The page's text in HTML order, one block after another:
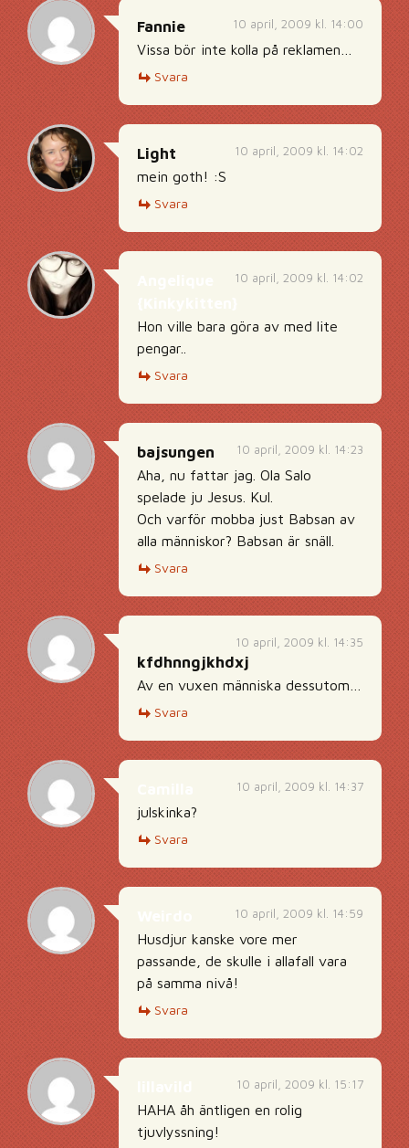
10 april, 2009 kl. 14:00
Fannie
Vissa bör inte kolla på reklamen…
Svara
10 april, 2009 kl. 14:02
Light
mein goth! :S
Svara
10 april, 2009 kl. 14:02
Hon ville bara göra av med lite
pengar..
Svara
10 april, 2009 kl. 14:23
bajsungen
Aha, nu fattar jag. Ola Salo
spelade ju Jesus. Kul.
Och varför mobba just Babsan av
alla människor? Babsan är snäll.
Svara
10 april, 2009 kl. 14:35
kfdhnngjkhdxj
Av en vuxen människa dessutom…
Svara
10 april, 2009 kl. 14:37
julskinka?
Svara
10 april, 2009 kl. 14:59
Husdjur kanske vore mer
passande, de skulle i allafall vara
på samma nivå!
Svara
10 april, 2009 kl. 15:17
HAHA åh äntligen en rolig
tjuvlyssning!